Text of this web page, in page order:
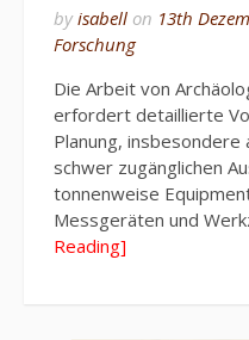
byisabell on 13th
Forschung
Die Arbeit von
erfordert detaillierte
Planung,
schwer zugänglichen
tonnenweise
Messgeräten und
Reading]